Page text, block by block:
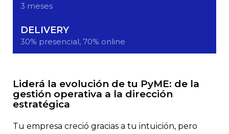
3 meses
DELIVERY
30% presencial, 70% online
Liderá la evolución de tu PyME: de la
gestión operativa a la dirección
estratégica
Tu empresa creció gracias a tu intuición, pero